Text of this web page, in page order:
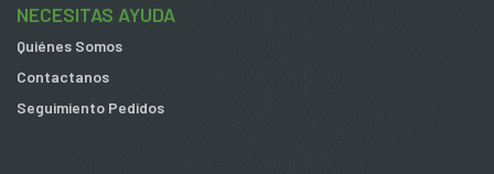
NECESITAS AYUDA
Quiénes Somos
Contactanos
Seguimiento Pedidos